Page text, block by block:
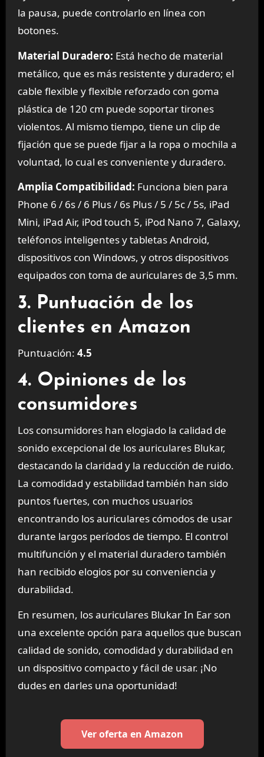
la pausa, puede controlarlo en línea con
botones.
Material Duradero: Está hecho de material
metálico, que es más resistente y duradero; el
cable flexible y flexible reforzado con goma
plástica de 120 cm puede soportar tirones
violentos. Al mismo tiempo, tiene un clip de
fijación que se puede fijar a la ropa o mochila a
voluntad, lo cual es conveniente y duradero.
Amplia Compatibilidad: Funciona bien para
Phone 6 / 6s / 6 Plus / 6s Plus / 5 / 5c / 5s, iPad
Mini, iPad Air, iPod touch 5, iPod Nano 7, Galaxy,
teléfonos inteligentes y tabletas Android,
dispositivos con Windows, y otros dispositivos
equipados con toma de auriculares de 3,5 mm.
3. Puntuación de los
clientes en Amazon
Puntuación: 4.5
4. Opiniones de los
consumidores
Los consumidores han elogiado la calidad de
sonido excepcional de los auriculares Blukar,
destacando la claridad y la reducción de ruido.
La comodidad y estabilidad también han sido
puntos fuertes, con muchos usuarios
encontrando los auriculares cómodos de usar
durante largos períodos de tiempo. El control
multifunción y el material duradero también
han recibido elogios por su conveniencia y
durabilidad.
En resumen, los auriculares Blukar In Ear son
una excelente opción para aquellos que buscan
calidad de sonido, comodidad y durabilidad en
un dispositivo compacto y fácil de usar. ¡No
dudes en darles una oportunidad!
Ver oferta en Amazon